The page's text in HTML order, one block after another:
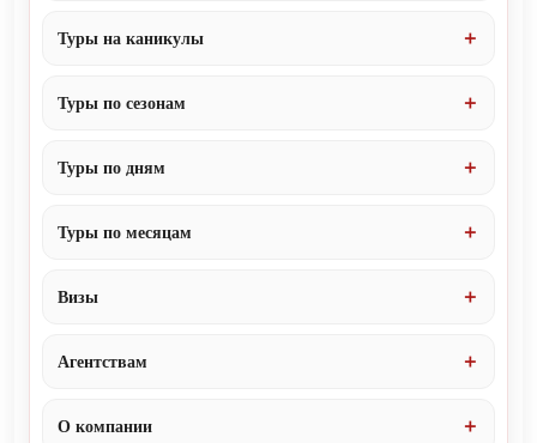
Туры на каникулы
Туры по сезонам
Туры по дням
Туры по месяцам
Визы
Агентствам
О компании